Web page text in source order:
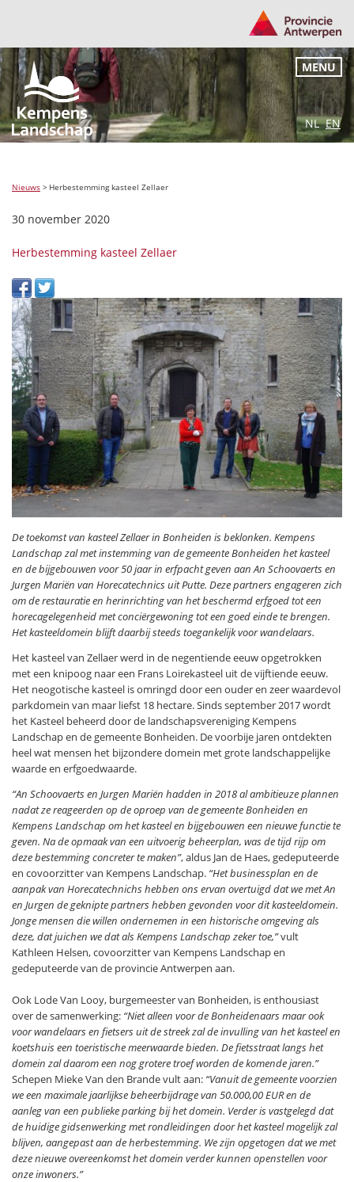
NL EN
MENU
Nieuws > Herbestemming kasteel Zellaer
30 november 2020
Herbestemming kasteel Zellaer
De toekomst van kasteel Zellaer in Bonheiden is beklonken. Kempens
Landschap zal met instemming van de gemeente Bonheiden het kasteel
en de bijgebouwen voor 50 jaar in erfpacht geven aan An Schoovaerts en
Jurgen Mariën van Horecatechnics uit Putte. Deze partners engageren zich
om de restauratie en herinrichting van het beschermd erfgoed tot een
horecagelegenheid met conciërgewoning tot een goed einde te brengen.
Het kasteeldomein blijft daarbij steeds toegankelijk voor wandelaars.
Het kasteel van Zellaer werd in de negentiende eeuw opgetrokken
met een knipoog naar een Frans Loirekasteel uit de vijftiende eeuw.
Het neogotische kasteel is omringd door een ouder en zeer waardevol
parkdomein van maar liefst 18 hectare. Sinds september 2017 wordt
het Kasteel beheerd door de landschapsvereniging Kempens
Landschap en de gemeente Bonheiden. De voorbije jaren ontdekten
heel wat mensen het bijzondere domein met grote landschappelijke
waarde en erfgoedwaarde.
“An Schoovaerts en Jurgen Mariën hadden in 2018 al ambitieuze plannen
nadat ze reageerden op de oproep van de gemeente Bonheiden en
Kempens Landschap om het kasteel en bijgebouwen een nieuwe functie te
geven. Na de opmaak van een uitvoerig beheerplan, was de tijd rijp om
deze bestemming concreter te maken”, aldus Jan de Haes, gedeputeerde
en covoorzitter van Kempens Landschap. “Het businessplan en de
aanpak van Horecatechnichs hebben ons ervan overtuigd dat we met An
en Jurgen de geknipte partners hebben gevonden voor dit kasteeldomein.
Jonge mensen die willen ondernemen in een historische omgeving als
deze, dat juichen we dat als Kempens Landschap zeker toe,”vult
Kathleen Helsen, covoorzitter van Kempens Landschap en
gedeputeerde van de provincie Antwerpen aan.
Ook Lode Van Looy, burgemeester van Bonheiden, is enthousiast
over de samenwerking: “Niet alleen voor de Bonheidenaars maar ook
voor wandelaars en fietsers uit de streek zal de invulling van het kasteel en
koetshuis een toeristische meerwaarde bieden. De fietsstraat langs het
domein zal daarom een nog grotere troef worden de komende jaren.”
Schepen Mieke Van den Brande vult aan: “Vanuit de gemeente voorzien
we een maximale jaarlijkse beheerbijdrage van 50.000,00 EUR en de
aanleg van een publieke parking bij het domein. Verder is vastgelegd dat
de huidige gidsenwerking met rondleidingen door het kasteel mogelijk zal
blijven, aangepast aan de herbestemming. We zijn opgetogen dat we met
deze nieuwe overeenkomst het domein verder kunnen openstellen voor
onze inwoners.”